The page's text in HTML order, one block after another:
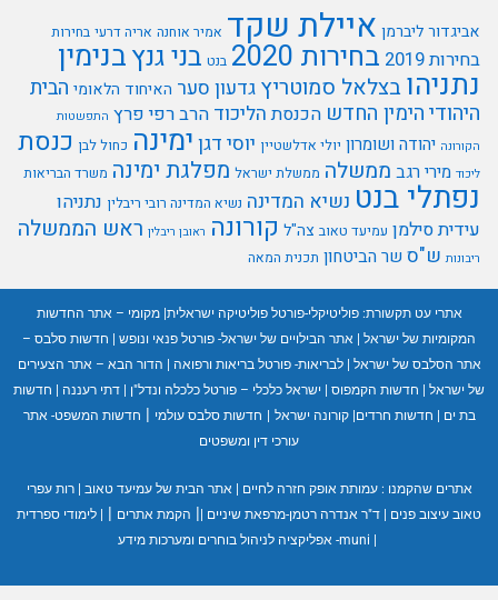
אביגדור ליברמןאיילת שקד אמיר אוחנה אריה דרעי בחירות
בחירות 2019 בחירות 2020 בנט בני גנץבנימין
נתניהו בצלאל סמוטריץגדעון סערהאיחוד הלאומיהבית
היהודיהימין החדש הכנסתהליכודהרב רפי פרץ התפשטות
הקורונה יהודה ושומרון יולי אדלשטיין יוסי דגןימינה כחול לבן כנסת
ליכוד מירי רגבממשלה ממשלת ישראל מפלגת ימינה משרד הבריאות
נפתלי בנט נשיא המדינה נשיא המדינה רובי ריבלין נתניהו
עידית סילמן עמיעד טאוב צה"לקורונה ראובן ריבלין ראש הממשלה
ריבונות ש"סשר הביטחון תכנית המאה
אתרי עט תקשורת:פוליטיקלי-פורטל פוליטיקה ישראלית|מקומי – אתר החדשות
המקומיות של ישראל| אתר הבילויים של ישראל- פורטל פנאי ונופש| חדשות סלבס –
אתר הסלבס של ישראל| לבריאות- פורטל בריאות ורפואה| הדור הבא – אתר הצעירים
של ישראל| חדשות הקמפוס| ישראל כלכלי – פורטל כלכלה ונדל"ן| דתי רעננה| חדשות
בת ים| חדשות חרדים|קורונה ישראל | חדשות סלבס עולמי| חדשות המשפט- אתר
עורכי דין ומשפטים
אתרים שהקמנו : עמותת אופק חזרה לחיים| אתר הבית של עמיעד טאוב| רות עפרי
טאוב עיצוב פנים| ד"ר אנדרה רטמן-מרפאת שיניים|
| הקמת אתרים| לימודי ספרדית
muni- אפליקציה לניהול בוחרים ומערכות מידע